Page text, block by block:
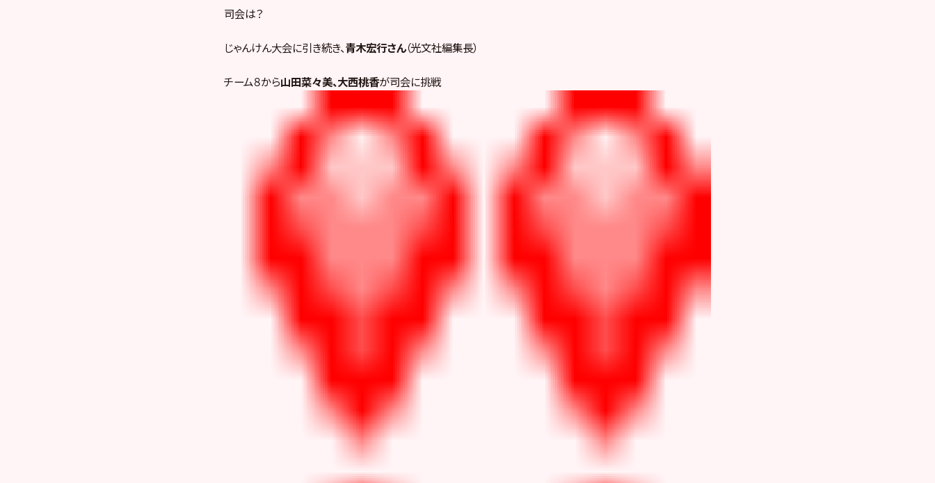
司会は？
じゃんけん大会に引き続き、青木宏行さん（光文社編集長）
チーム８から山田菜々美、大西桃香が司会に挑戦